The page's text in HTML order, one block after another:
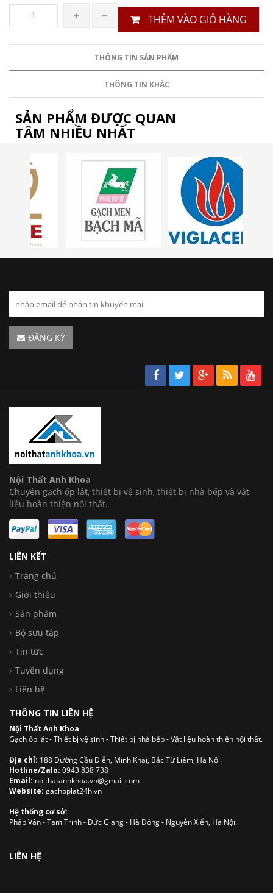
THÊM VÀO GIỎ HÀNG
THÔNG TIN SẢN PHẨM
THÔNG TIN KHÁC
SẢN PHẨM ĐƯỢC QUAN
TÂM NHIỀU NHẤT
ĐĂNG KÝ
Nội Thất Anh Khoa
Chuyên gạch ốp lát, thiết bị vệ sinh, thiết bị nhà bếp và vật
liệu hoàn thiện nội thất.
LIÊN KẾT
Trang chủ
Giới thiệu
Sản phẩm
Bộ sưu tập
Tin tức
Tuyển dụng
Liên hệ
THÔNG TIN LIÊN HỆ
Nội Thất Anh Khoa
Gạch ốp lát - Thiết bị vệ sinh - Thiết bị nhà bếp - Vật liệu hoàn thiện nội thất.
Địa chỉ: 188 Đường Cầu Diễn, Minh Khai, Bắc Từ Liêm, Hà Nội.
Hotline/Zalo: 0943 838 738
Email: noithatanhkhoa.vn@gmail.com
Website: gachoplat24h.vn
Hệ thống cơ sở:
Pháp Vân - Tam Trinh - Đức Giang - Hà Đông - Nguyễn Xiển, Hà Nội.
LIÊN HỆ